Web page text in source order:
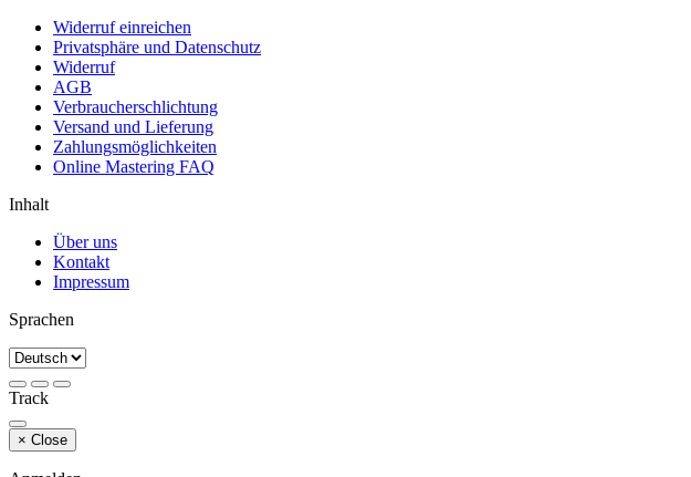
Widerruf einreichen
Privatsphäre und Datenschutz
Widerruf
AGB
Verbraucherschlichtung
Versand und Lieferung
Zahlungsmöglichkeiten
Online Mastering FAQ
Inhalt
Über uns
Kontakt
Impressum
Sprachen
Track
× Close